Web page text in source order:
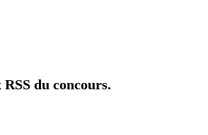
du concours.